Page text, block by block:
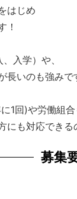
はじめ
！
入学）や、
長いのも強みで
1回)や労働組合
も対応できる
募集